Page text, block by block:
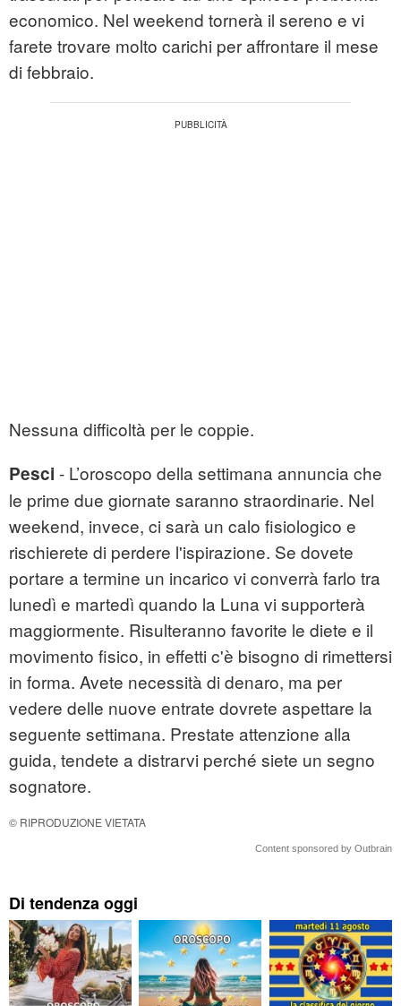
economico. Nel weekend tornerà il sereno e vi
farete trovare molto carichi per affrontare il mese
di febbraio.
Nessuna difficoltà per le coppie.
Pesci - L’oroscopo della settimana annuncia che
le prime due giornate saranno straordinarie. Nel
weekend, invece, ci sarà un calo fisiologico e
rischierete di perdere l'ispirazione. Se dovete
portare a termine un incarico vi converrà farlo tra
lunedì e martedì quando la Luna vi supporterà
maggiormente. Risulteranno favorite le diete e il
movimento fisico, in effetti c'è bisogno di rimettersi
in forma. Avete necessità di denaro, ma per
vedere delle nuove entrate dovrete aspettare la
seguente settimana. Prestate attenzione alla
guida, tendete a distrarvi perché siete un segno
sognatore.
© RIPRODUZIONE VIETATA
Content sponsored by Outbrain
Di tendenza oggi